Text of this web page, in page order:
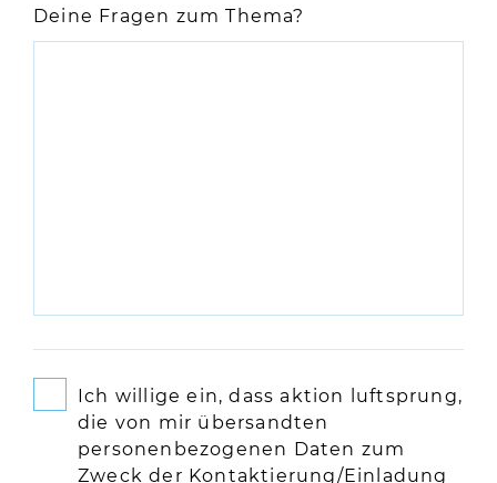
Deine Fragen zum Thema?
Ich willige ein, dass aktion luftsprung,
die von mir übersandten
personenbezogenen Daten zum
Zweck der Kontaktierung/Einladung